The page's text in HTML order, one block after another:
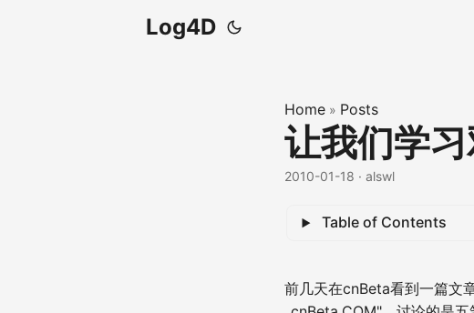
Log4D
Home » Posts
让我们学
2010-01-18 · alswl
Table of Contents
前几天在cnBeta看到一篇文